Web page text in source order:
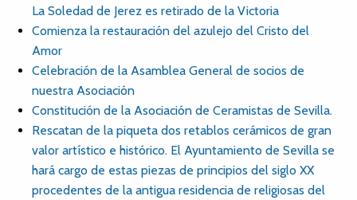
La Soledad de Jerez es retirado de la Victoria
Comienza la restauración del azulejo del Cristo del
Amor
Celebración de la Asamblea General de socios de
nuestra Asociación
Constitución de la Asociación de Ceramistas de Sevilla.
Rescatan de la piqueta dos retablos cerámicos de gran
valor artístico e histórico. El Ayuntamiento de Sevilla se
hará cargo de estas piezas de principios del siglo XX
procedentes de la antigua residencia de religiosas del